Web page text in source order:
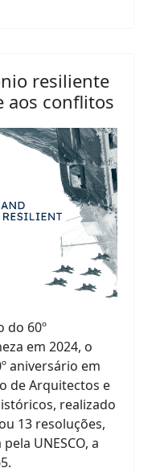
resiliente
aos conflitos
do 60º
em 2024, o
aniversário em
de Arquitectos e
realizado
13 resoluções,
UNESCO, a